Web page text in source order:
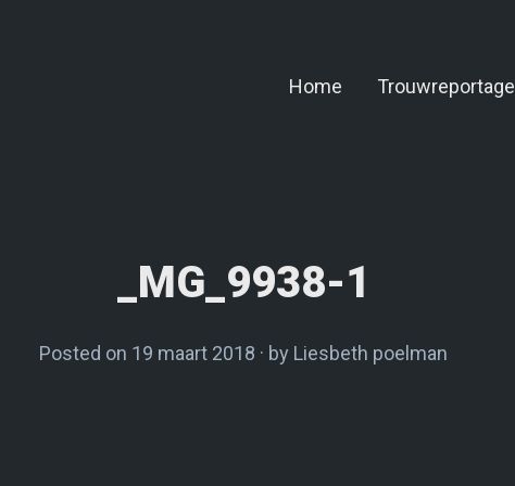
Home
Trouwreportage
_MG_9938-1
Posted on 19 maart 2018 by Liesbeth poelman